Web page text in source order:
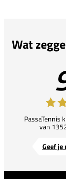
Wat
PassaTennis
van
Geef je